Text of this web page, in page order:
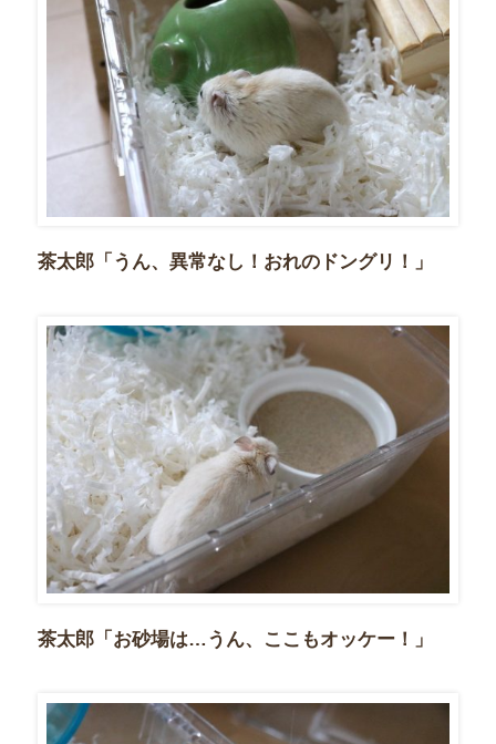
茶太郎「うん、異常なし！おれのドングリ！」
茶太郎「お砂場は…うん、ここもオッケー！」